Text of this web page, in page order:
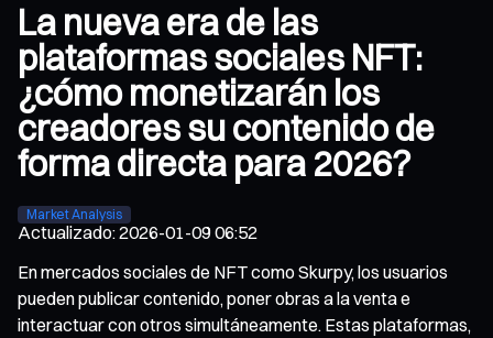
La nueva era de las
plataformas sociales NFT:
¿cómo monetizarán los
creadores su contenido de
forma directa para 2026?
Market Analysis
Actualizado:2026-01-09 06:52
En mercados sociales de NFT como Skurpy, los usuarios
pueden publicar contenido, poner obras a la venta e
interactuar con otros simultáneamente. Estas plataformas,